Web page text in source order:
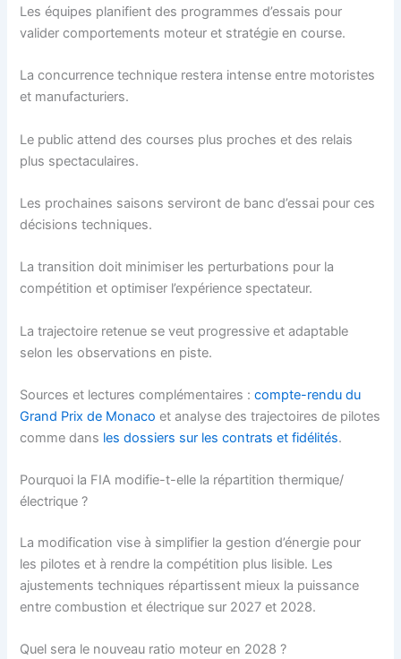
Les équipes planifient des programmes d’essais pour
valider comportements moteur et stratégie en course.
La concurrence technique restera intense entre motoristes
et manufacturiers.
Le public attend des courses plus proches et des relais
plus spectaculaires.
Les prochaines saisons serviront de banc d’essai pour ces
décisions techniques.
La transition doit minimiser les perturbations pour la
compétition et optimiser l’expérience spectateur.
La trajectoire retenue se veut progressive et adaptable
selon les observations en piste.
Sources et lectures complémentaires :compte-rendu du
Grand Prix de Monaco et analyse des trajectoires de pilotes
comme dans les dossiers sur les contrats et fidélités.
Pourquoi la FIA modifie-t-elle la répartition thermique/
électrique ?
La modification vise à simplifier la gestion d’énergie pour
les pilotes et à rendre la compétition plus lisible. Les
ajustements techniques répartissent mieux la puissance
entre combustion et électrique sur 2027 et 2028.
Quel sera le nouveau ratio moteur en 2028 ?